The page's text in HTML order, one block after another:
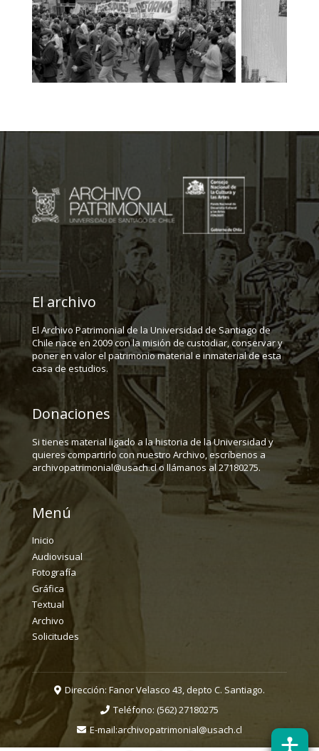
El archivo
El Archivo Patrimonial de la Universidad de Santiago de
Chile nace en 2009 con la misión de custodiar, conservar y
poner en valor el patrimonio material e inmaterial de esta
casa de estudios.
Donaciones
Si tienes material ligado a la historia de la Universidad y
quieres compartirlo con nuestro Archivo, escríbenos a
archivopatrimonial@usach.cl o llámanos al 27180275.
Menú
Inicio
Audiovisual
Fotografía
Gráfica
Textual
Archivo
Solicitudes
Dirección: Fanor Velasco 43, depto C. Santiago.
Teléfono: (562) 27180275
E-mail:archivopatrimonial@usach.cl